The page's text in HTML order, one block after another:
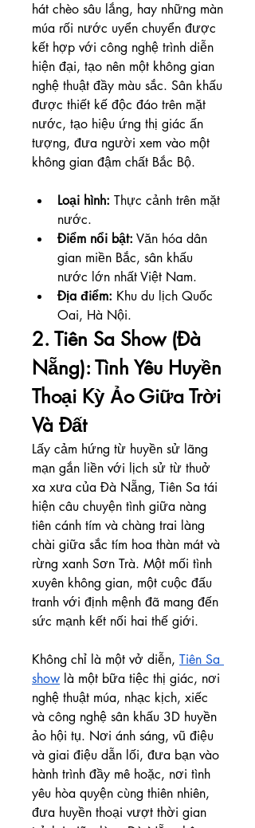
hát chèo sâu lắng, hay những màn
múa rối nước uyển chuyển được
kết hợp với công nghệ trình diễn
hiện đại, tạo nên một không gian
nghệ thuật đầy màu sắc. Sân khấu
được thiết kế độc đáo trên mặt
nước, tạo hiệu ứng thị giác ấn
tượng, đưa người xem vào một
không gian đậm chất Bắc Bộ.
Loại hình: Thực cảnh trên mặt
nước.
Điểm nổi bật: Văn hóa dân
gian miền Bắc, sân khấu
nước lớn nhất Việt Nam.
Địa điểm: Khu du lịch Quốc
Oai, Hà Nội.
2. Tiên Sa Show (Đà
Nẵng): Tình Yêu Huyền
Thoại Kỳ Ảo Giữa Trời
Và Đất
Lấy cảm hứng từ huyền sử lãng
mạn gắn liền với lịch sử từ thuở
xa xưa của Đà Nẵng, Tiên Sa tái
hiện câu chuyện tình giữa nàng
tiên cánh tím và chàng trai làng
chài giữa sắc tím hoa thàn mát và
rừng xanh Sơn Trà. Một mối tình
xuyên không gian, một cuộc đấu
tranh với định mệnh đã mang đến
sức mạnh kết nối hai thế giới.
Không chỉ là một vở diễn, Tiên Sa
show là một bữa tiệc thị giác, nơi
nghệ thuật múa, nhạc kịch, xiếc
và công nghệ sân khấu 3D huyền
ảo hội tụ. Nơi ánh sáng, vũ điệu
và giai điệu dẫn lối, đưa bạn vào
hành trình đầy mê hoặc, nơi tình
yêu hòa quyện cùng thiên nhiên,
đưa huyền thoại vượt thời gian